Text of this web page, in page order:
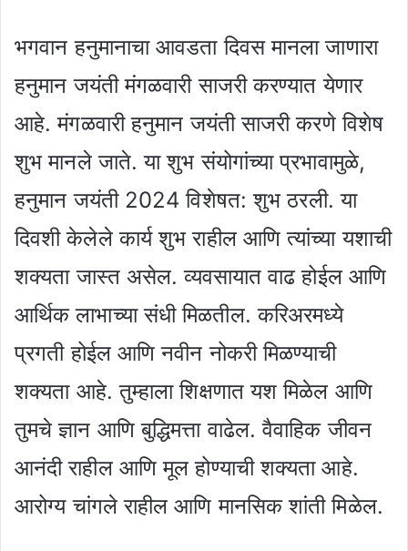
भगवान हनुमानाचा आवडता दिवस मानला जाणारा
हनुमान जयंती मंगळवारी साजरी करण्यात येणार
आहे. मंगळवारी हनुमान जयंती साजरी करणे विशेष
शुभ मानले जाते. या शुभ संयोगांच्या प्रभावामुळे,
हनुमान जयंती 2024 विशेषत: शुभ ठरली. या
दिवशी केलेले कार्य शुभ राहील आणि त्यांच्या यशाची
शक्यता जास्त असेल. व्यवसायात वाढ होईल आणि
आर्थिक लाभाच्या संधी मिळतील. करिअरमध्ये
प्रगती होईल आणि नवीन नोकरी मिळण्याची
शक्यता आहे. तुम्हाला शिक्षणात यश मिळेल आणि
तुमचे ज्ञान आणि बुद्धिमत्ता वाढेल. वैवाहिक जीवन
आनंदी राहील आणि मूल होण्याची शक्यता आहे.
आरोग्य चांगले राहील आणि मानसिक शांती मिळेल.